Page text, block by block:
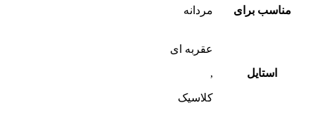
مناسب برای مردانه
استایل
عقربه ای
,
کلاسیک